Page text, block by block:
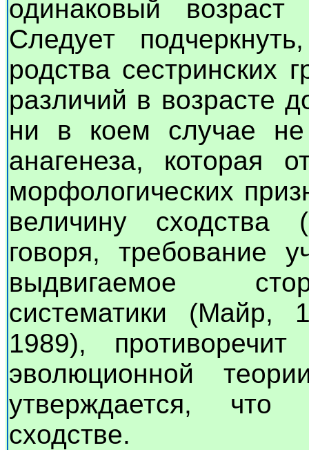
одинаковый возраст
Следует
родства сестринских
различий в возрасте
ни в коем случае не
анагенеза, которая
морфологических
величину сходства
говоря, требование
выдвигаемое
систематики (Майр,
1989), противоречит
эволюционной
утверждается, что
сходстве.